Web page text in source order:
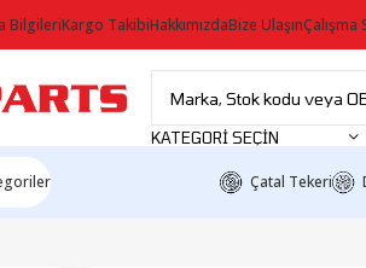
BilgileriKargo TakibiHakkımızdaBize Ulaşın
KATEGORI SEÇIN
Çatal Tekeri